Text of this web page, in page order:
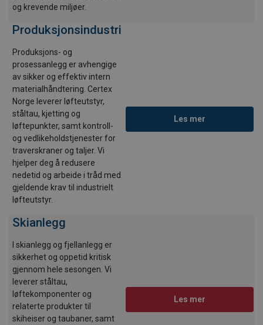
og krevende miljøer.
Produksjonsindustri
Produksjons- og
prosessanlegg er avhengige
av sikker og effektiv intern
materialhåndtering. Certex
Norge leverer løfteutstyr,
ståltau, kjetting og
løftepunkter, samt kontroll-
og vedlikeholdstjenester for
traverskraner og taljer. Vi
hjelper deg å redusere
nedetid og arbeide i tråd med
gjeldende krav til industrielt
løfteutstyr.
Les mer
Skianlegg
I skianlegg og fjellanlegg er
sikkerhet og oppetid kritisk
gjennom hele sesongen. Vi
leverer ståltau,
løftekomponenter og
relaterte produkter til
skiheiser og taubaner, samt
Les mer